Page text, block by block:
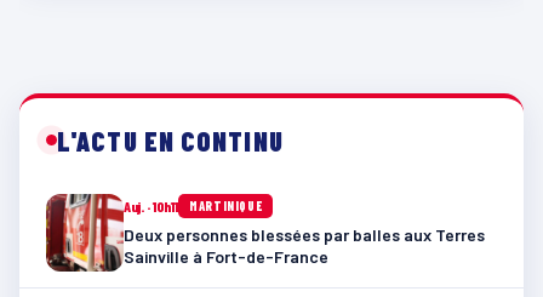
L'ACTU EN CONTINU
Auj. · 10h11 MARTINIQUE
Deux personnes blessées par balles aux Terres
Sainville à Fort-de-France